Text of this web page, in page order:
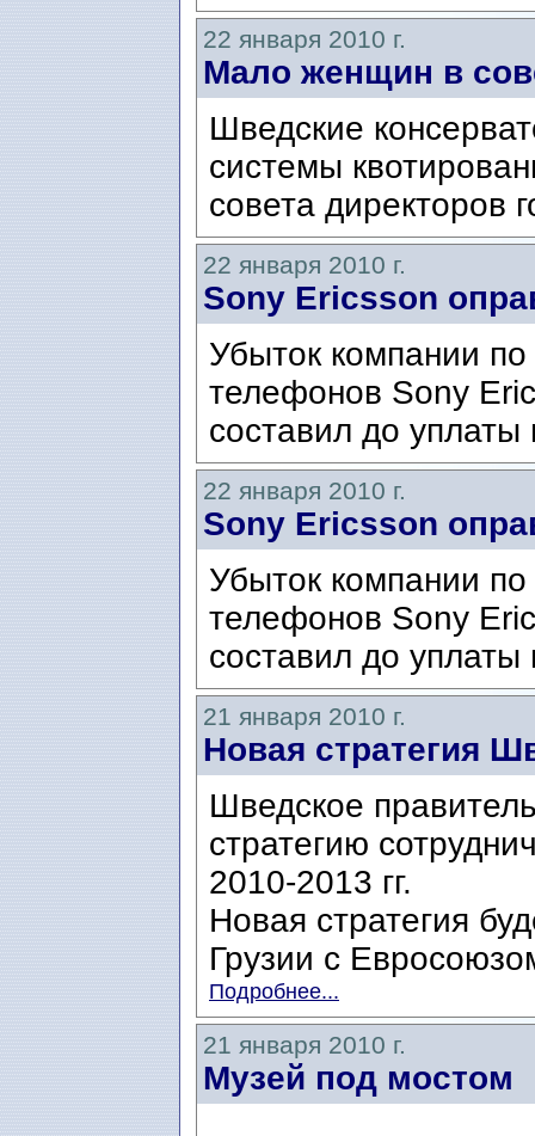
22 января 2010 г.
Мало женщин в
Шведские
системы
совета директоров
22 января 2010 г.
Sony Ericsson
Убыток компании
телефонов Sony
составил до
22 января 2010 г.
Sony Ericsson
Убыток компании
телефонов Sony
составил до
21 января 2010 г.
Новая стратегия
Шведское
стратегию
2010-2013 гг.
Новая стратегия
Грузии с
Подробнее...
21 января 2010 г.
Музей под мостом